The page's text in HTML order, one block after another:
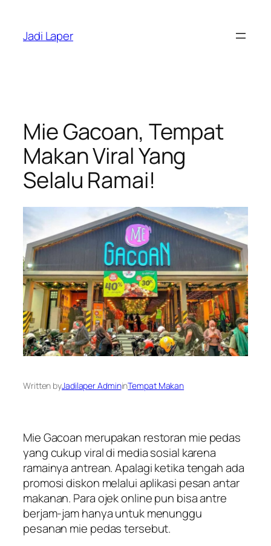
content
Jadi Laper
Mie Gacoan, Tempat
Makan Viral Yang
Selalu Ramai!
Written byJadilaper AdmininTempat Makan
Mie Gacoan merupakan restoran mie pedas
yang cukup viral di media sosial karena
ramainya antrean. Apalagi ketika tengah ada
promosi diskon melalui aplikasi pesan antar
makanan. Para ojek online pun bisa antre
berjam-jam hanya untuk menunggu
pesanan mie pedas tersebut.